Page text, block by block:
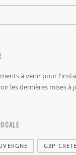
à venir pour
les dernières mises à
G3P